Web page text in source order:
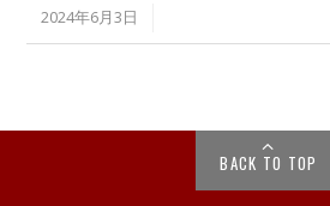
2024年6月3日
BACK TO TOP